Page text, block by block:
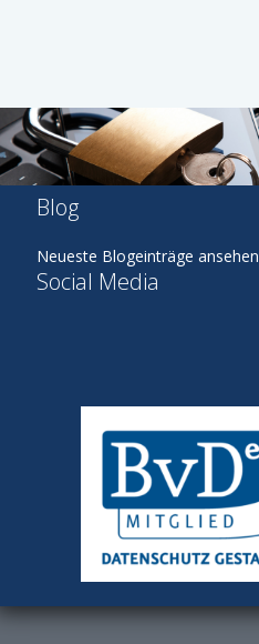
Blog
Neueste Blogeinträge ansehen
Social Media